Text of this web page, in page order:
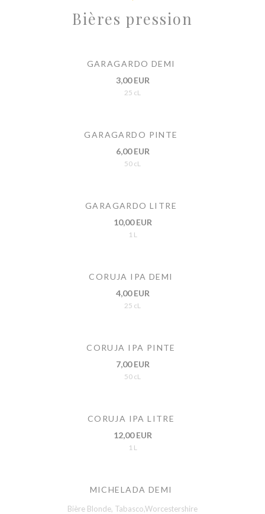
Bières pression
GARAGARDO DEMI
3,00 EUR
25 cL
GARAGARDO PINTE
6,00 EUR
50 cL
GARAGARDO LITRE
10,00 EUR
1 L
CORUJA IPA DEMI
4,00 EUR
25 cL
CORUJA IPA PINTE
7,00 EUR
50 cL
CORUJA IPA LITRE
12,00 EUR
1 L
MICHELADA DEMI
Bière Blonde, Tabasco,Worcestershire